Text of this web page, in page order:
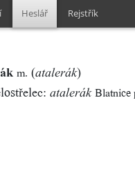
Heslář Rejstřík
m. (atalerák)
atalerák Blatnice